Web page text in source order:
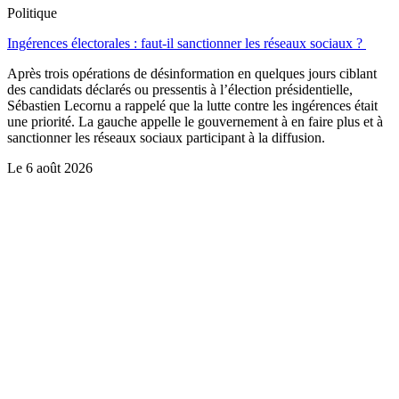
Politique
Ingérences électorales : faut-il sanctionner les réseaux sociaux ?
Après trois opérations de désinformation en quelques jours ciblant
des candidats déclarés ou pressentis à l’élection présidentielle,
Sébastien Lecornu a rappelé que la lutte contre les ingérences était
une priorité. La gauche appelle le gouvernement à en faire plus et à
sanctionner les réseaux sociaux participant à la diffusion.
Le 6 août 2026